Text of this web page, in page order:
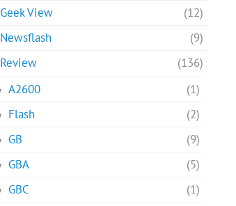
Geek View
(12)
Newsflash
(9)
Review
(136)
A2600
(1)
Flash
(2)
GB
(9)
GBA
(5)
GBC
(1)